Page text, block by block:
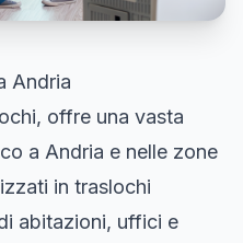
Andria
offre una vasta
a Andria e nelle zone
in traslochi
abitazioni, uffici e